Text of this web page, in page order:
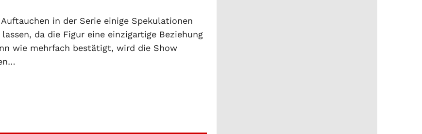
in der Serie einige Spekulationen
da die Figur eine einzigartige Beziehung
wie mehrfach bestätigt, wird die Show